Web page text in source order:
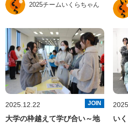
2025チームいくらちゃん
2025.12.22 JOIN
大学の枠越えて学び合い～地
い